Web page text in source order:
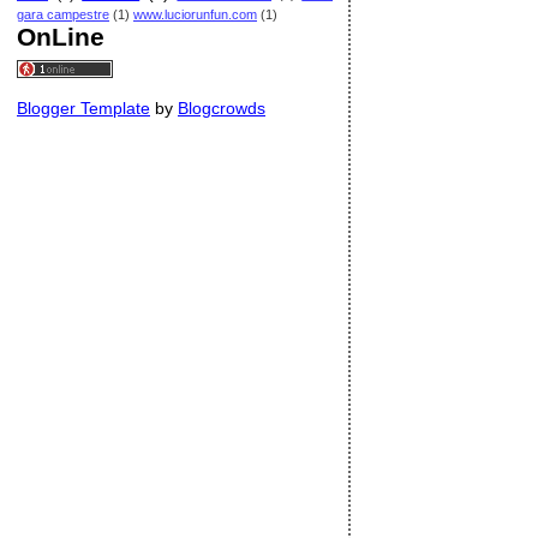
gara campestre (1) www.luciorunfun.com (1)
OnLine
Blogger Template by Blogcrowds